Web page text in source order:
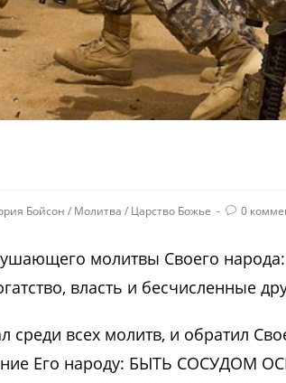
Бойсон / Молитва / Царство Божье 0
молитвы Своего
власть и бесчисленные
всех молитв, и обратил
Его народу: БЫТЬ СОСУДОМ